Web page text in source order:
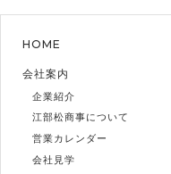
HOME
会社案内
企業紹介
江部松商事について
営業カレンダー
会社見学